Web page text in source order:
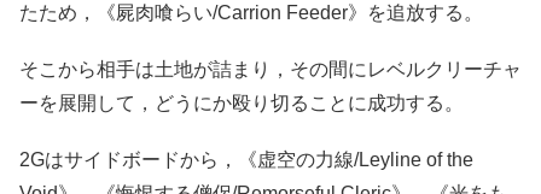
たため，《屍肉喰らい/Carrion Feeder》を追放する。
そこから相手は土地が詰まり，その間にレベルクリーチャ
ーを展開して，どうにか殴り切ることに成功する。
2Gはサイドボードから，《虚空の力線/Leyline of the